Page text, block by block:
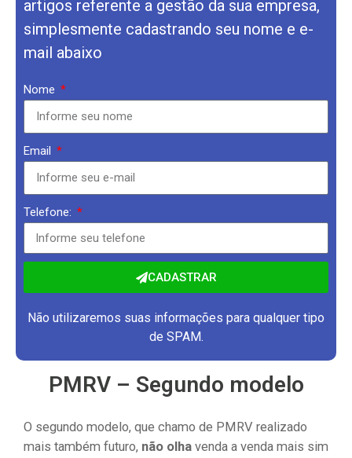
artigos referente a gestão da sua empresa,
simplesmente cadastrando seu nome e e-
mail abaixo
Nome
Email
Telefone:
CADASTRAR
Não utilizaremos suas informações para qualquer tipo
de SPAM.
PMRV – Segundo modelo
O segundo modelo, que chamo de PMRV realizado
mais também futuro, não olha venda a venda mais sim